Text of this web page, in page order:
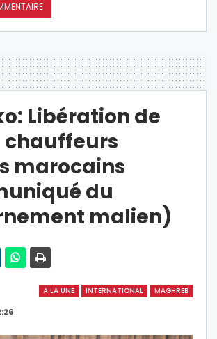
Libération de
marocains
du
malien)
A LA UNE INTERNATIONAL MAGHREB